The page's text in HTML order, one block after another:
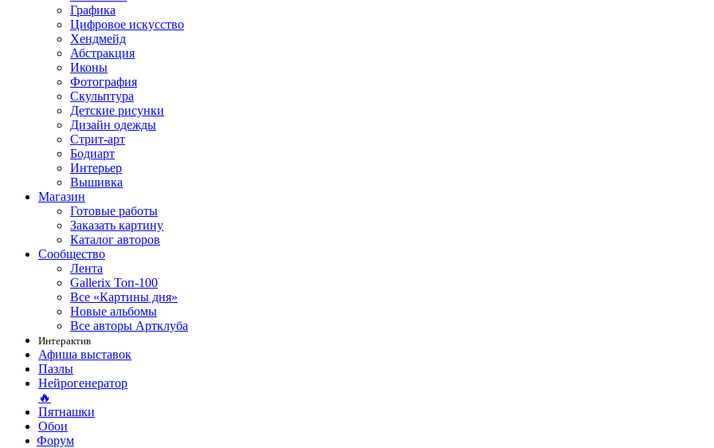
Графика
Цифровое искусство
Хендмейд
Абстракция
Иконы
Фотография
Скульптура
Детские рисунки
Дизайн одежды
Стрит-арт
Бодиарт
Интерьер
Вышивка
Магазин
Готовые работы
Заказать картину
Каталог авторов
Сообщество
Лента
Gallerix Топ-100
Все «Картины дня»
Новые альбомы
Все авторы Артклуба
Интерактив
Афиша выставок
Пазлы
Нейрогенератор
🔥
Пятнашки
Обои
Форум